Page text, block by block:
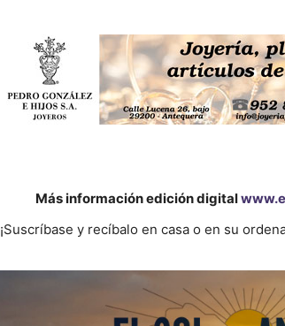
Más información edición digital
¡Suscríbase y recíbalo en casa o en su